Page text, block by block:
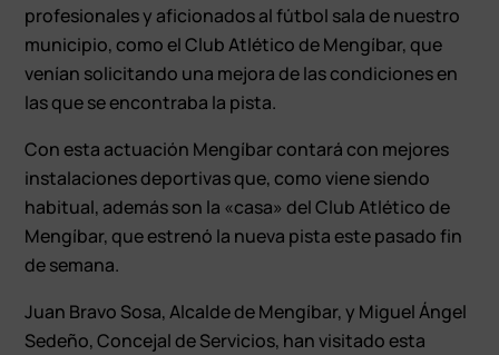
profesionales y aficionados al fútbol sala de nuestro
municipio, como el Club Atlético de Mengíbar, que
venían solicitando una mejora de las condiciones en
las que se encontraba la pista.
Con esta actuación Mengíbar contará con mejores
instalaciones deportivas que, como viene siendo
habitual, además son la «casa» del Club Atlético de
Mengíbar, que estrenó la nueva pista este pasado fin
de semana.
Juan Bravo Sosa, Alcalde de Mengíbar, y Miguel Ángel
Sedeño, Concejal de Servicios, han visitado esta